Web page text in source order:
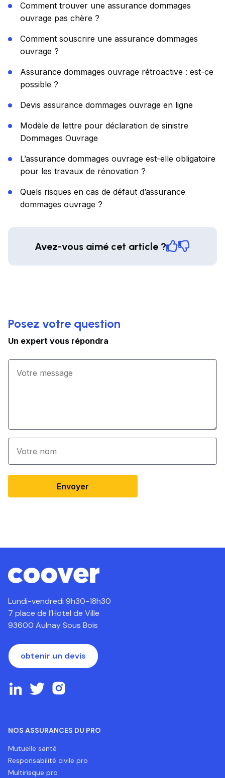
Comment trouver une assurance dommages
ouvrage pas chère ?
Comment souscrire une assurance dommages
ouvrage ?
Assurance dommages ouvrage rétroactive : est-ce
possible ?
Devis assurance dommages ouvrage en ligne
Modèle de lettre pour déclaration de sinistre
Dommages Ouvrage
L’assurance dommages ouvrage est-elle obligatoire
pour les travaux de rénovation ?
Quels risques en cas de défaut d’assurance
dommages ouvrage ?
Avez-vous aimé cet article ?
Posez votre question
Un expert vous répondra
Envoyer
Lundi-vendredi 9h30-18h30
7 place de l’Hotel de Ville
93600 Aulnay Sous Bois
obtenir un devis
NOS ASSURANCES DU PRO
Mutuelle santé
Responsabilité civile pro
Multirisque pro